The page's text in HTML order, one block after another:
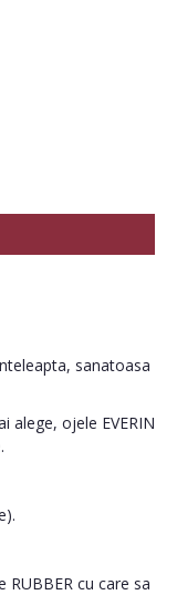
sanatoasa
alege, ojele EVERIN
RUBBER cu care sa